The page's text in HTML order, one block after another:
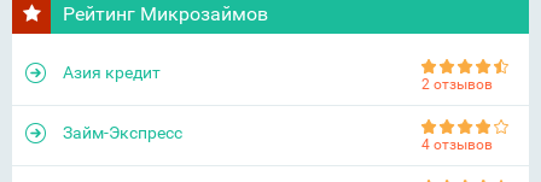
Рейтинг Микрозаймов
Азия кредит
2 отзывов
Займ-Экспресс
4 отзывов